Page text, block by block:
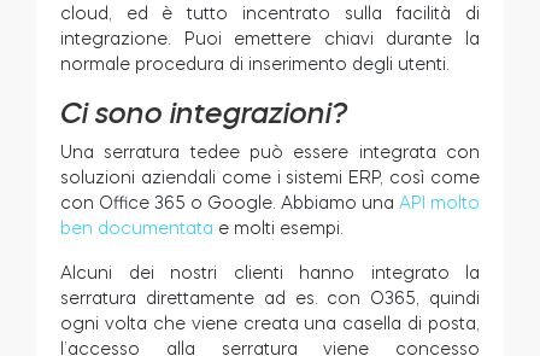
cloud, ed è tutto incentrato sulla facilità di
integrazione. Puoi emettere chiavi durante la
normale procedura di inserimento degli utenti.
Ci sono integrazioni?
Una serratura tedee può essere integrata con
soluzioni aziendali come i sistemi ERP, così come
con Office 365 o Google. Abbiamo una API molto
ben documentata e molti esempi.
Alcuni dei nostri clienti hanno integrato la
serratura direttamente ad es. con O365, quindi
ogni volta che viene creata una casella di posta,
l’accesso alla serratura viene concesso